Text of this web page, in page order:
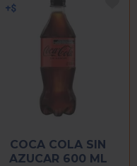
COCA COLA SIN
AZUCAR 600 ML